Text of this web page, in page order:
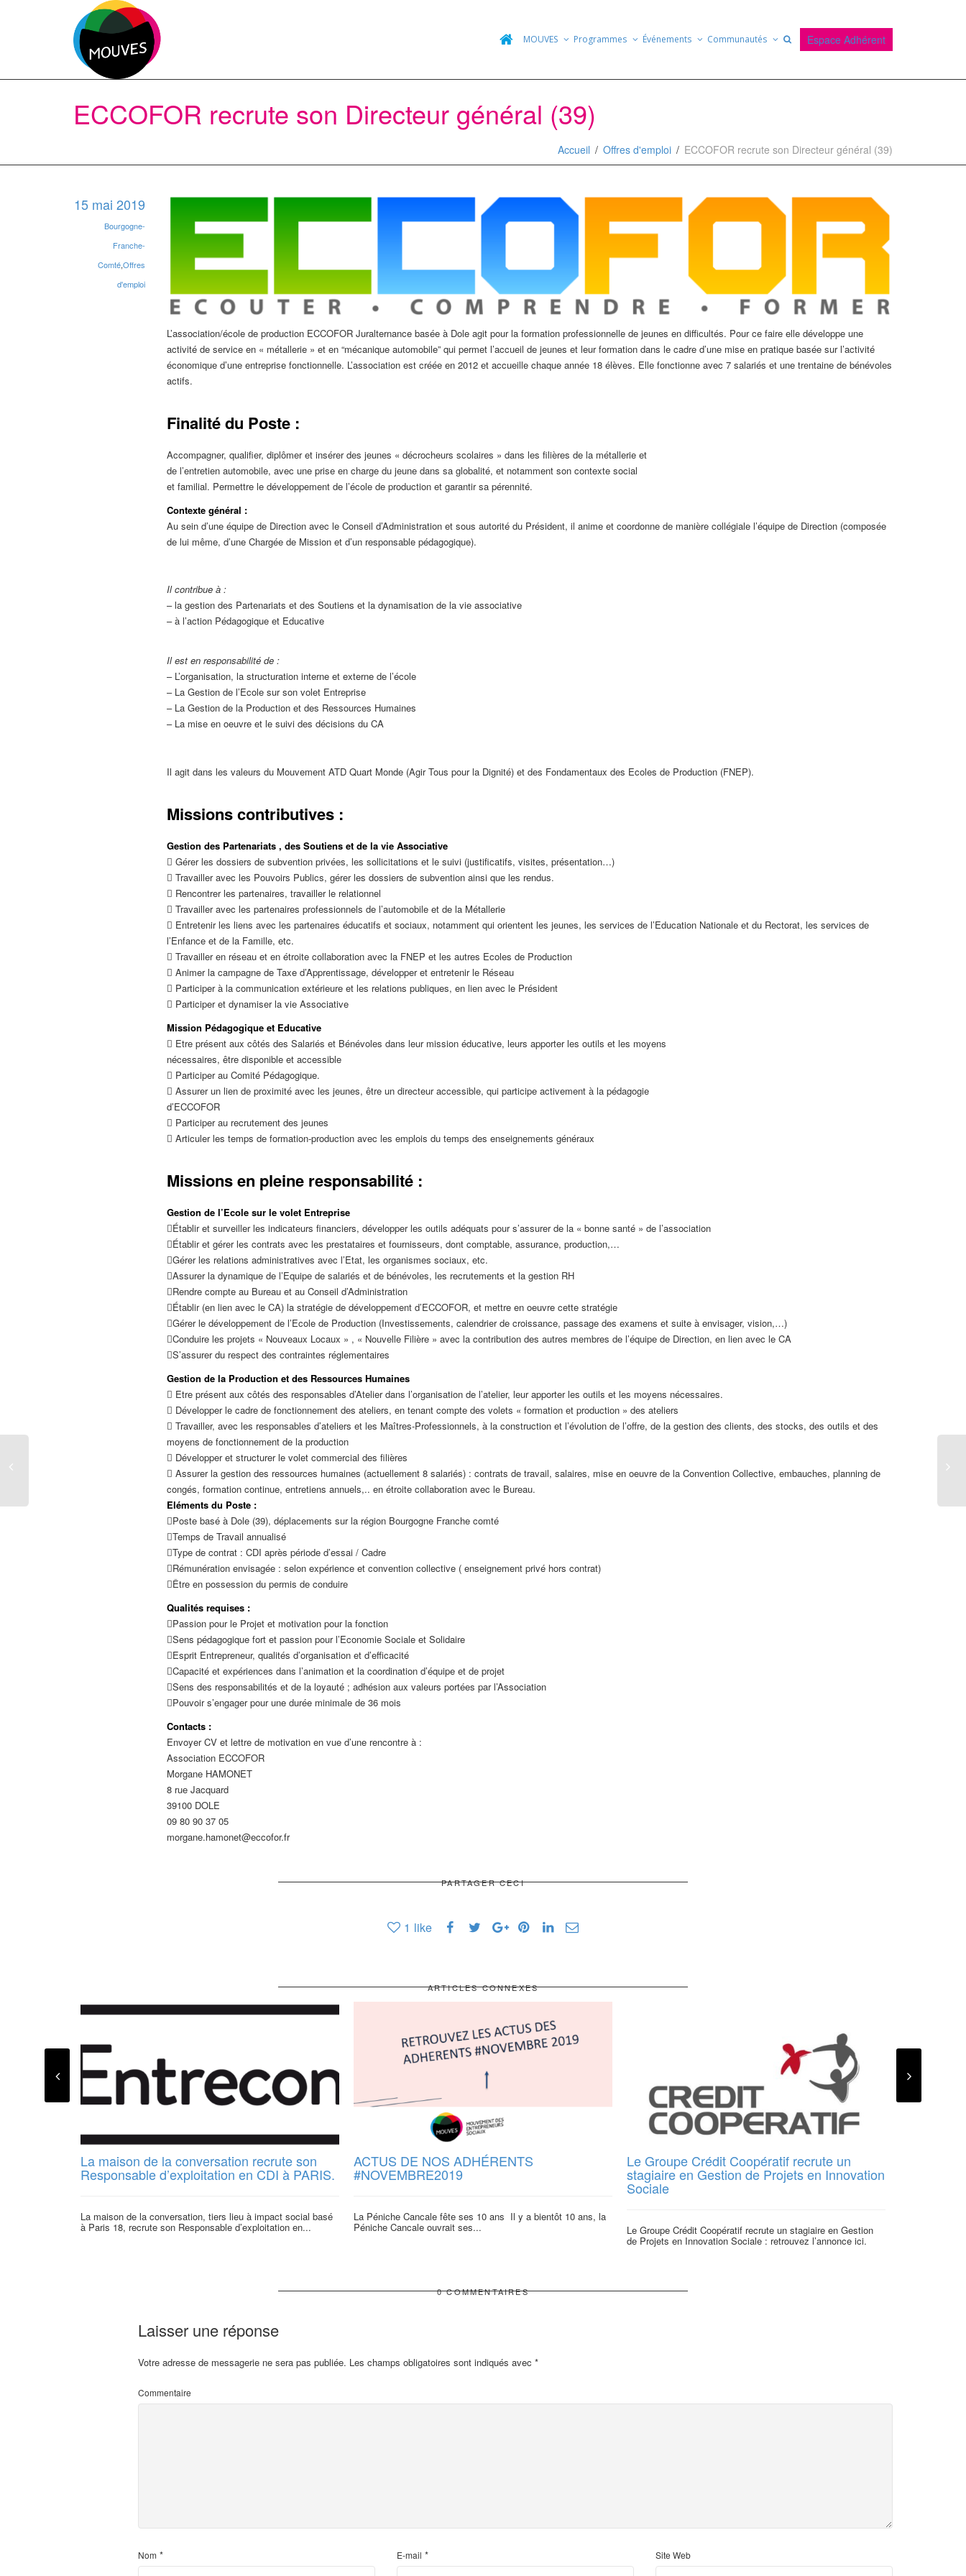
MOUVES Programmes Événements Communautés Espace Adhérent
ECCOFOR recrute son Directeur général (39)
Accueil Offres d'emploi ECCOFOR recrute son Directeur général (39)
15 mai 2019
Bourgogne-
Franche-
Comté,Offres
d'emploi
L’association/école de production ECCOFOR Juralternance basée à Dole agit pour la formation professionnelle de jeunes en difficultés. Pour ce faire elle développe une
activité de service en « métallerie » et en “mécanique automobile” qui permet l’accueil de jeunes et leur formation dans le cadre d’une mise en pratique basée sur l’activité
économique d’une entreprise fonctionnelle. L’association est créée en 2012 et accueille chaque année 18 élèves. Elle fonctionne avec 7 salariés et une trentaine de bénévoles
actifs.
Finalité du Poste :
Accompagner, qualifier, diplômer et insérer des jeunes « décrocheurs scolaires » dans les filières de la métallerie et
de l’entretien automobile, avec une prise en charge du jeune dans sa globalité, et notamment son contexte social
et familial. Permettre le développement de l’école de production et garantir sa pérennité.
Contexte général :
Au sein d’une équipe de Direction avec le Conseil d’Administration et sous autorité du Président, il anime et coordonne de manière collégiale l’équipe de Direction (composée
de lui même, d’une Chargée de Mission et d’un responsable pédagogique).
Il contribue à :
– la gestion des Partenariats et des Soutiens et la dynamisation de la vie associative
– à l’action Pédagogique et Educative
Il est en responsabilité de :
– L’organisation, la structuration interne et externe de l’école
– La Gestion de l’Ecole sur son volet Entreprise
– La Gestion de la Production et des Ressources Humaines
– La mise en oeuvre et le suivi des décisions du CA
Il agit dans les valeurs du Mouvement ATD Quart Monde (Agir Tous pour la Dignité) et des Fondamentaux des Ecoles de Production (FNEP).
Missions contributives :
Gestion des Partenariats , des Soutiens et de la vie Associative
 Gérer les dossiers de subvention privées, les sollicitations et le suivi (justificatifs, visites, présentation…)
 Travailler avec les Pouvoirs Publics, gérer les dossiers de subvention ainsi que les rendus.
 Rencontrer les partenaires, travailler le relationnel
 Travailler avec les partenaires professionnels de l’automobile et de la Métallerie
 Entretenir les liens avec les partenaires éducatifs et sociaux, notamment qui orientent les jeunes, les services de l’Education Nationale et du Rectorat, les services de
l’Enfance et de la Famille, etc.
 Travailler en réseau et en étroite collaboration avec la FNEP et les autres Ecoles de Production
 Animer la campagne de Taxe d’Apprentissage, développer et entretenir le Réseau
 Participer à la communication extérieure et les relations publiques, en lien avec le Président
 Participer et dynamiser la vie Associative
Mission Pédagogique et Educative
 Etre présent aux côtés des Salariés et Bénévoles dans leur mission éducative, leurs apporter les outils et les moyens
nécessaires, être disponible et accessible
 Participer au Comité Pédagogique.
 Assurer un lien de proximité avec les jeunes, être un directeur accessible, qui participe activement à la pédagogie
d’ECCOFOR
 Participer au recrutement des jeunes
 Articuler les temps de formation-production avec les emplois du temps des enseignements généraux
Missions en pleine responsabilité :
Gestion de l’Ecole sur le volet Entreprise
Établir et surveiller les indicateurs financiers, développer les outils adéquats pour s’assurer de la « bonne santé » de l’association
Établir et gérer les contrats avec les prestataires et fournisseurs, dont comptable, assurance, production,…
Gérer les relations administratives avec l’Etat, les organismes sociaux, etc.
Assurer la dynamique de l’Equipe de salariés et de bénévoles, les recrutements et la gestion RH
Rendre compte au Bureau et au Conseil d’Administration
Établir (en lien avec le CA) la stratégie de développement d’ECCOFOR, et mettre en oeuvre cette stratégie
Gérer le développement de l’Ecole de Production (Investissements, calendrier de croissance, passage des examens et suite à envisager, vision,…)
Conduire les projets « Nouveaux Locaux » , « Nouvelle Filière » avec la contribution des autres membres de l’équipe de Direction, en lien avec le CA
S’assurer du respect des contraintes réglementaires
Gestion de la Production et des Ressources Humaines
 Etre présent aux côtés des responsables d’Atelier dans l’organisation de l’atelier, leur apporter les outils et les moyens nécessaires.
 Développer le cadre de fonctionnement des ateliers, en tenant compte des volets « formation et production » des ateliers
 Travailler, avec les responsables d’ateliers et les Maîtres-Professionnels, à la construction et l’évolution de l’offre, de la gestion des clients, des stocks, des outils et des
moyens de fonctionnement de la production
 Développer et structurer le volet commercial des filières
 Assurer la gestion des ressources humaines (actuellement 8 salariés) : contrats de travail, salaires, mise en oeuvre de la Convention Collective, embauches, planning de
congés, formation continue, entretiens annuels,.. en étroite collaboration avec le Bureau.
Eléments du Poste :
Poste basé à Dole (39), déplacements sur la région Bourgogne Franche comté
Temps de Travail annualisé
Type de contrat : CDI après période d’essai / Cadre
Rémunération envisagée : selon expérience et convention collective ( enseignement privé hors contrat)
Être en possession du permis de conduire
Qualités requises :
Passion pour le Projet et motivation pour la fonction
Sens pédagogique fort et passion pour l’Economie Sociale et Solidaire
Esprit Entrepreneur, qualités d’organisation et d’efficacité
Capacité et expériences dans l’animation et la coordination d’équipe et de projet
Sens des responsabilités et de la loyauté ; adhésion aux valeurs portées par l’Association
Pouvoir s’engager pour une durée minimale de 36 mois
Contacts :
Envoyer CV et lettre de motivation en vue d’une rencontre à :
Association ECCOFOR
Morgane HAMONET
8 rue Jacquard
39100 DOLE
09 80 90 37 05
morgane.hamonet@eccofor.fr
PARTAGER CECI
1 like
ARTICLES CONNEXES
La maison de la conversation recrute son
Responsable d’exploitation en CDI à PARIS.
La maison de la conversation, tiers lieu à impact social basé
à Paris 18, recrute son Responsable d’exploitation en...
ACTUS DE NOS ADHÉRENTS
#NOVEMBRE2019
La Péniche Cancale fête ses 10 ans Il y a bientôt 10 ans, la
Péniche Cancale ouvrait ses...
Le Groupe Crédit Coopératif recrute un
stagiaire en Gestion de Projets en Innovation
Sociale
Le Groupe Crédit Coopératif recrute un stagiaire en Gestion
de Projets en Innovation Sociale : retrouvez l’annonce ici.
0 COMMENTAIRES
Laisser une réponse
Votre adresse de messagerie ne sera pas publiée. Les champs obligatoires sont indiqués avec *
Commentaire
Nom * E-mail * Site Web